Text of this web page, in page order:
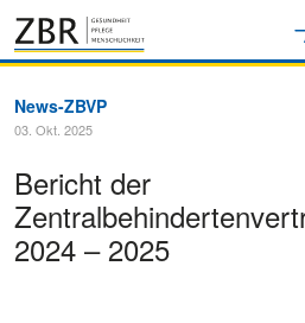
News-ZBVP
03. Okt. 2025
Bericht der
2024 – 2025